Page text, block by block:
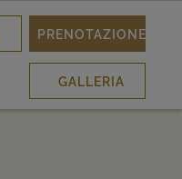
PRENOTAZIONE
GALLERIA